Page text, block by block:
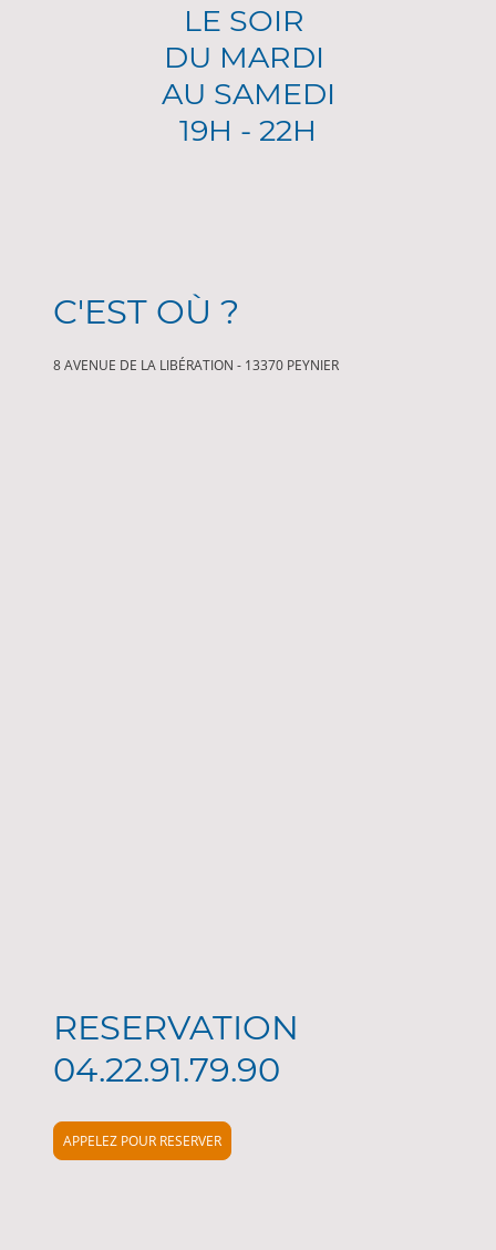
LE SOIR
DU MARDI
AU SAMEDI
19H - 22H
C'EST OÙ ?
8 AVENUE DE LA LIBÉRATION - 13370 PEYNIER
RESERVATION
04.22.91.79.90
APPELEZ POUR RESERVER